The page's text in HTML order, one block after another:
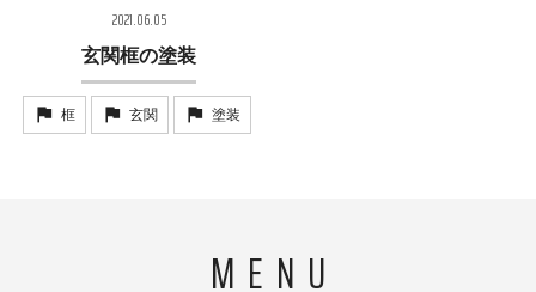
2021.06.05
玄関框の塗装
框 玄関 塗装